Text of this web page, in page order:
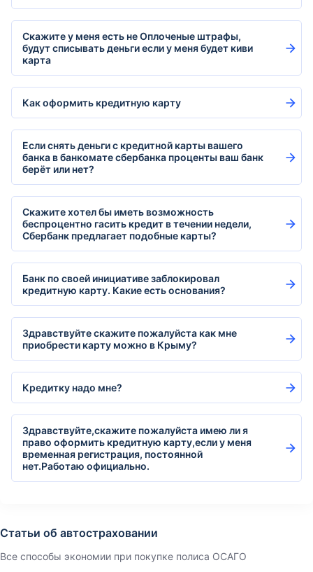
Скажите у меня есть не Оплоченые штрафы,
будут списывать деньги если у меня будет киви
карта
Как оформить кредитную карту
Если снять деньги с кредитной карты вашего
банка в банкомате сбербанка проценты ваш банк
берёт или нет?
Скажите хотел бы иметь возможность
беспроцентно гасить кредит в течении недели,
Сбербанк предлагает подобные карты?
Банк по своей инициативе заблокировал
кредитную карту. Какие есть основания?
Здравствуйте скажите пожалуйста как мне
приобрести карту можно в Крыму?
Кредитку надо мне?
Здравствуйте,скажите пожалуйста имею ли я
право оформить кредитную карту,если у меня
временная регистрация, постоянной
нет.Работаю официально.
Статьи об автостраховании
Все способы экономии при покупке полиса ОСАГО